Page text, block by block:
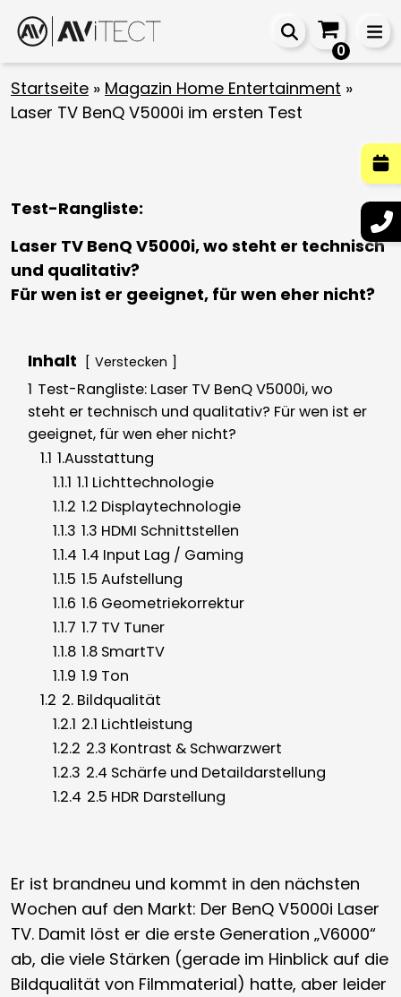
0
Startseite » Magazin Home Entertainment »
Laser TV BenQ V5000i im ersten Test
Test-Rangliste:
Laser TV BenQ V5000i, wo steht er technisch
und qualitativ?
Für wen ist er geeignet, für wen eher nicht?
Inhalt Verstecken
1 Test-Rangliste: Laser TV BenQ V5000i, wo
steht er technisch und qualitativ? Für wen ist er
geeignet, für wen eher nicht?
1.1 1.Ausstattung
1.1.1 1.1 Lichttechnologie
1.1.2 1.2 Displaytechnologie
1.1.3 1.3 HDMI Schnittstellen
1.1.4 1.4 Input Lag / Gaming
1.1.5 1.5 Aufstellung
1.1.6 1.6 Geometriekorrektur
1.1.7 1.7 TV Tuner
1.1.8 1.8 SmartTV
1.1.9 1.9 Ton
1.2 2. Bildqualität
1.2.1 2.1 Lichtleistung
1.2.2 2.3 Kontrast & Schwarzwert
1.2.3 2.4 Schärfe und Detaildarstellung
1.2.4 2.5 HDR Darstellung
Er ist brandneu und kommt in den nächsten
Wochen auf den Markt: Der BenQ V5000i Laser
TV. Damit löst er die erste Generation „V6000“
ab, die viele Stärken (gerade im Hinblick auf die
Bildqualität von Filmmaterial) hatte, aber leider